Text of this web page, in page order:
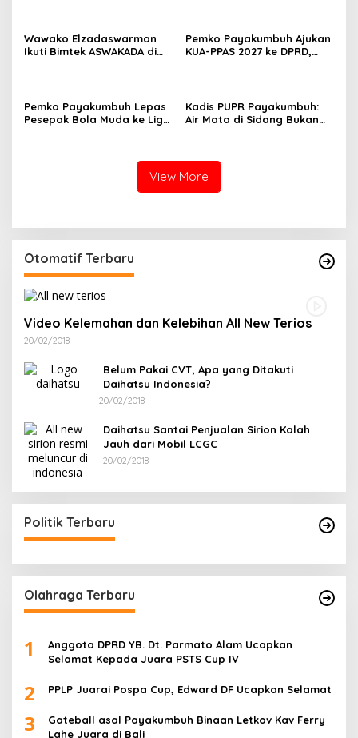
Wawako Elzadaswarman
Ikuti Bimtek ASWAKADA di
Pemko Payakumbuh Ajukan
KUA-PPAS 2027 ke DPRD,
Pemko Payakumbuh Lepas
Pesepak Bola Muda ke Liga
Kadis PUPR Payakumbuh:
Air Mata di Sidang Bukan
View More
Otomatif Terbaru
Video Kelemahan dan Kelebihan All New Terios
20/02/2018
Belum Pakai CVT, Apa yang Ditakuti
Daihatsu Indonesia?
20/02/2018
Daihatsu Santai Penjualan Sirion Kalah
Jauh dari Mobil LCGC
20/02/2018
Politik Terbaru
Olahraga Terbaru
1
Anggota DPRD YB. Dt. Parmato Alam Ucapkan
Selamat Kepada Juara PSTS Cup IV
2 PPLP Juarai Pospa Cup, Edward DF Ucapkan Selamat
3
Gateball asal Payakumbuh Binaan Letkov Kav Ferry
Lahe Juara di Bali